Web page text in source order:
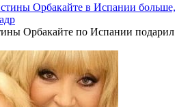
Орбакайте в Испании больше,
Орбакайте по Испании подарил